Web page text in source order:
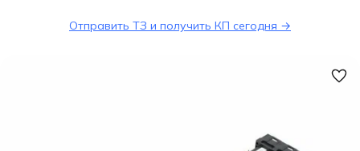
Отправить ТЗ и получить КП сегодня →